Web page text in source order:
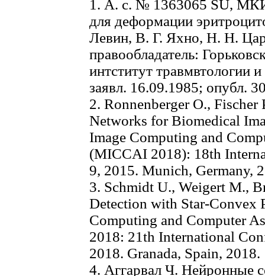
1. А. с. № 1363065 SU,
для деформации
Левин, В. Г. Яхно, Н. Н.
правообладатель:
интститут
заявл. 16.09.1985; опубл.
2. Ronnenberger O.,
Networks for Biomedical
Image Computing and
(MICCAI 2018): 18th
9, 2015. Munich, Germany,
3. Schmidt U., Weigert M.,
Detection with Star-Convex
Computing and Computer
2018: 21th International
2018. Granada, Spain, 2018.
4. Аггарвал Ч. Нейронные